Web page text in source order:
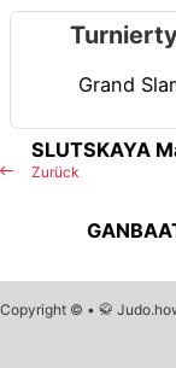
Grand
Zurück
SLUTSKAYA
Copyright © • 🥋